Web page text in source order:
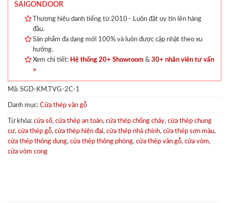
SAIGONDOOR
Thương hiệu danh tiếng từ 2010 - Luôn đặt uy tín lên hàng
đầu.
Sản phẩm đa dạng mới 100% và luôn được cập nhật theo xu
hướng.
Xem chi tiết: Hệ thống 20+ Showroom & 30+ nhân viên tư vấn
>
Mã: SGD-KM.TVG-2C-1
Danh mục: Cửa thép vân gỗ
Từ khóa: cửa sổ, cửa thép an toàn, cửa thép chống cháy, cửa thép chung
cư, cửa thép gỗ, cửa thép hiện đại, cửa thép nhà chính, cửa thép sơn màu,
cửa thép thông dụng, cửa thép thông phòng, cửa thép vân gỗ, cửa vòm,
cửa vòm cong